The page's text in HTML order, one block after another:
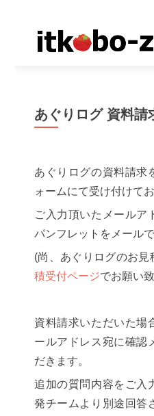
あぐりログ 資料請
あぐりログの資料請求
ォームにて受け付けてお
ご入力頂いたメールア
パンフレットをメール
(尚、あぐりログのお
積受付ページでお願い
資料請求いただいた場
ールアドレス宛に確認
だきます。
追加の質問内容をご入
発チームより別途回答